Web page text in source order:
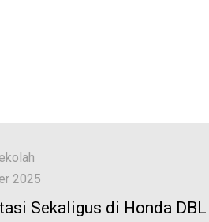
2025
Sekaligus di Honda